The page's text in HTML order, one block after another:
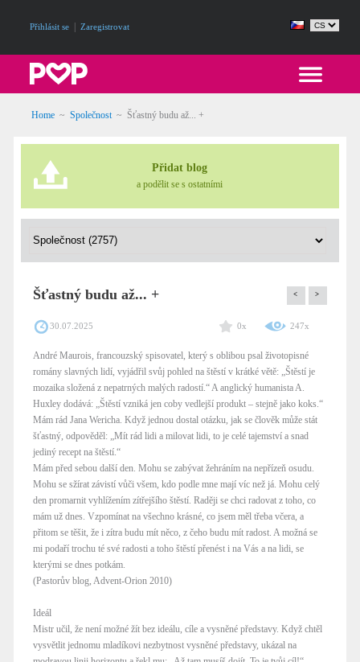
Přihlásit se Zaregistrovat
Home ~ Společnost~ Šťastný budu až... +
Přidat blog
a podělit se s ostatními
Šťastný budu až... + < >
30.07.2025 0x 247x
André Maurois, francouzský spisovatel, který s oblibou psal životopisné
romány slavných lidí, vyjádřil svůj pohled na štěstí v krátké větě: „Štěstí je
mozaika složená z nepatrných malých radostí.“ A anglický humanista A.
Huxley dodává: „Štěstí vzniká jen coby vedlejší produkt – stejně jako koks.“
Mám rád Jana Wericha. Když jednou dostal otázku, jak se člověk může stát
šťastný, odpověděl: „Mít rád lidi a milovat lidi, to je celé tajemství a snad
jediný recept na štěstí.“
Mám před sebou další den. Mohu se zabývat žehráním na nepřízeň osudu.
Mohu se sžírat závistí vůči všem, kdo podle mne mají víc než já. Mohu celý
den promarnit vyhlížením zítřejšího štěstí. Raději se chci radovat z toho, co
mám už dnes. Vzpomínat na všechno krásné, co jsem měl třeba včera, a
přitom se těšit, že i zítra budu mít něco, z čeho budu mít radost. A možná se
mi podaří trochu té své radosti a toho štěstí přenést i na Vás a na lidi, se
kterými se dnes potkám.
(Pastorův blog, Advent-Orion 2010)
Ideál
Mistr učil, že není možné žít bez ideálu, cíle a vysněné představy. Když chtěl
vysvětlit jednomu mladíkovi nezbytnost vysněné představy, ukázal na